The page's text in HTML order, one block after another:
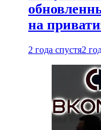
на
2 года спустя2